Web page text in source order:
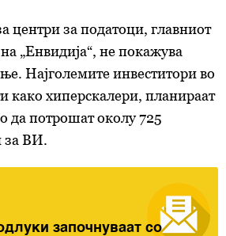
центри за податоци, главниот
„Енвидија“, не покажува
Најголемите инвеститори во
како хиперскалери, планираат
да потрошат околу 725
за ВИ.
започнуваат со